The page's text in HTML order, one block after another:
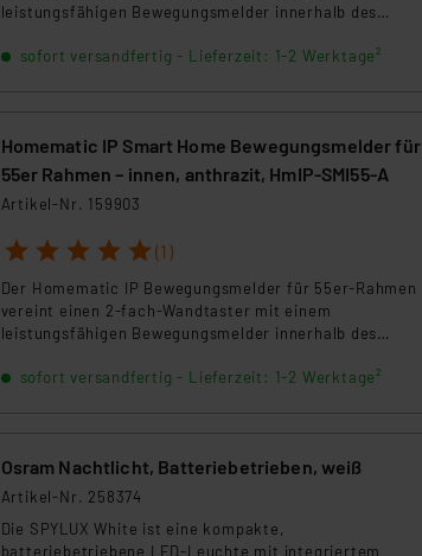
leistungsfähigen Bewegungsmelder innerhalb des
sofort versandfertig - Lieferzeit: 1-2 Werktage²
Homematic IP Smart Home Bewegungsmelder für
55er Rahmen – innen, anthrazit, HmIP-SMI55-A
Artikel-Nr. 159903
1 2 3 4 5 (1)
Der Homematic IP Bewegungsmelder für 55er-Rahmen
vereint einen 2-fach-Wandtaster mit einem
leistungsfähigen Bewegungsmelder innerhalb des
sofort versandfertig - Lieferzeit: 1-2 Werktage²
Osram Nachtlicht, Batteriebetrieben, weiß
Artikel-Nr. 258374
Die SPYLUX White ist eine kompakte,
batteriebetriebene LED-Leuchte mit integriertem